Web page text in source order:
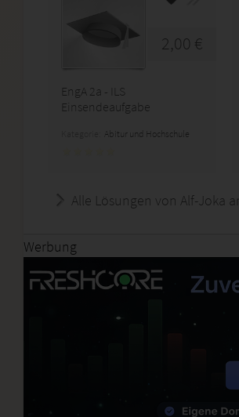
2,00 €
EngA 2a - ILS
Einsendeaufgabe
Abitur und Hochschule
Alle Lösungen von Alf-Joka
Werbung